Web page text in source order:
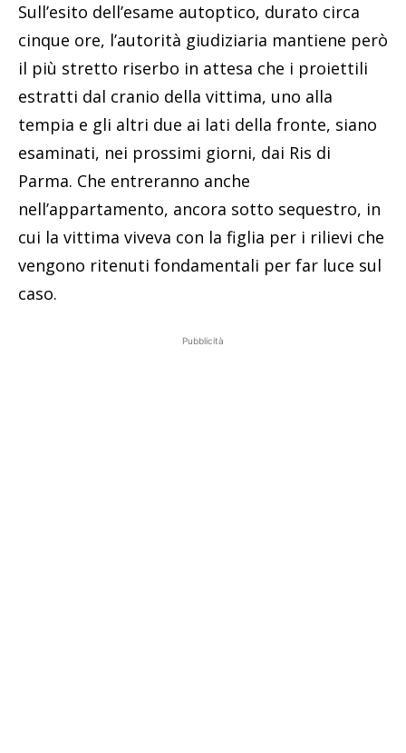
Sull’esito dell’esame autoptico, durato circa
cinque ore, l’autorità giudiziaria mantiene però
il più stretto riserbo in attesa che i proiettili
estratti dal cranio della vittima, uno alla
tempia e gli altri due ai lati della fronte, siano
esaminati, nei prossimi giorni, dai Ris di
Parma. Che entreranno anche
nell’appartamento, ancora sotto sequestro, in
cui la vittima viveva con la figlia per i rilievi che
vengono ritenuti fondamentali per far luce sul
caso.
Pubblicità